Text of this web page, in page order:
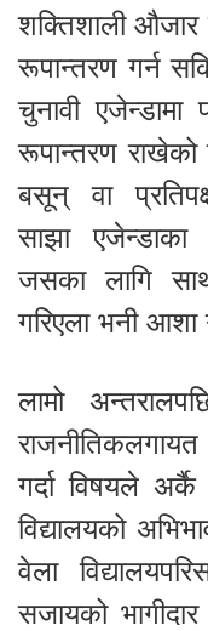
शक्तिशाली
रूपान्तरण गर्न
चुनावी
रूपान्तरण
बसून् वा
साझा एजेन्डाका
जसका लागि
गरिएला भनी आशा
लामो
गर्दा विषयले
विद्यालयको
वेला
सजायको